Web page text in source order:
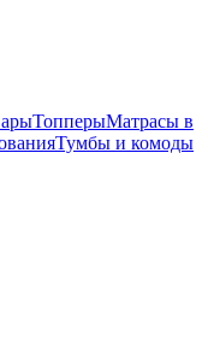
ТопперыМатрасы в
Тумбы и комоды